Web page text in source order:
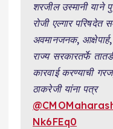
शरजील उस्मानी याने
रोजी एल्गार परिषदेत
अवमानजनक,
राज्य सरकारतर्फे
कारवाई करण्याची
ठाकरेजी यांना पत्र
Nk6FEq0